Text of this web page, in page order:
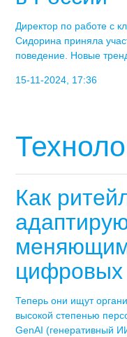
Директор по работе с
Сидорина приняла
поведение. Новые
15-11-2024, 17:36
Как
цифровых
Теперь они ищут
высокой степенью
GenAI (генеративный